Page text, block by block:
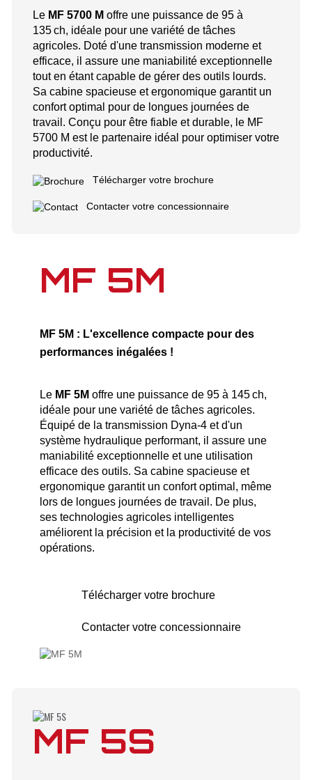
Le MF 5700 M offre une puissance de 95 à
135 ch, idéale pour une variété de tâches
agricoles. Doté d'une transmission moderne et
efficace, il assure une maniabilité exceptionnelle
tout en étant capable de gérer des outils lourds.
Sa cabine spacieuse et ergonomique garantit un
confort optimal pour de longues journées de
travail. Conçu pour être fiable et durable, le MF
5700 M est le partenaire idéal pour optimiser votre
productivité.
Télécharger votre brochure
Contacter votre concessionnaire
MF 5M
MF 5M : L'excellence compacte pour des
performances inégalées !
Le MF 5M offre une puissance de 95 à 145 ch,
idéale pour une variété de tâches agricoles.
Équipé de la transmission Dyna-4 et d'un
système hydraulique performant, il assure une
maniabilité exceptionnelle et une utilisation
efficace des outils. Sa cabine spacieuse et
ergonomique garantit un confort optimal, même
lors de longues journées de travail. De plus,
ses technologies agricoles intelligentes
améliorent la précision et la productivité de vos
opérations.
Télécharger votre brochure
Contacter votre concessionnaire
MF 5S